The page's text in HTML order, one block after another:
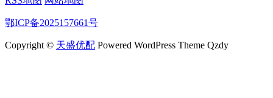
鄂ICP备2025157661号
Copyright © 天盛优配 Powered WordPress Theme Qzdy